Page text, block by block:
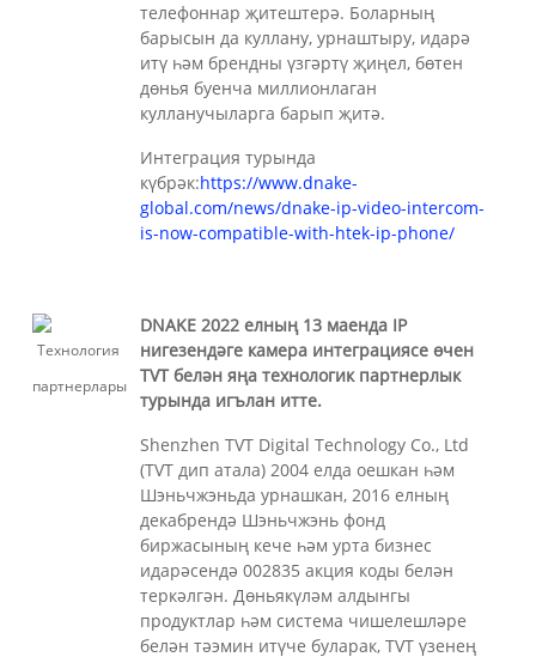
телефоннар җитештерә. Боларның
барысын да куллану, урнаштыру, идарә
итү һәм брендны үзгәртү җиңел, бөтен
дөнья буенча миллионлаган
кулланучыларга барып җитә.
Интеграция турында
күбрәк:https://www.dnake-
global.com/news/dnake-ip-video-intercom-
is-now-compatible-with-htek-ip-phone/
DNAKE 2022 елның 13 маенда IP
нигезендәге камера интеграциясе өчен
TVT белән яңа технологик партнерлык
турында игълан итте.
Shenzhen TVT Digital Technology Co., Ltd
(TVT дип атала) 2004 елда оешкан һәм
Шэньчжэньда урнашкан, 2016 елның
декабрендә Шэньчжэнь фонд
биржасының кече һәм урта бизнес
идарәсендә 002835 акция коды белән
теркәлгән. Дөньякүләм алдынгы
продуктлар һәм система чишелешләре
белән тәэмин итүче буларак, TVT үзенең